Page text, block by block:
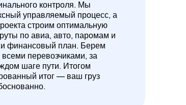
контроля. Мы
управляемый процесс, а
строим оптимальную
по авиа, авто, паромам и
и финансовый план. Берем
всеми перевозчиками, за
шаге пути. Итогом
итог — ваш груз